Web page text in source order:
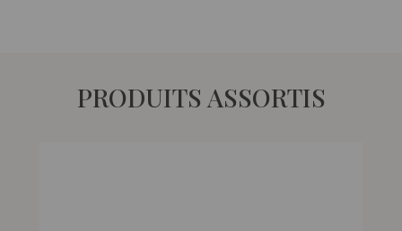
PRODUITS ASSORTIS